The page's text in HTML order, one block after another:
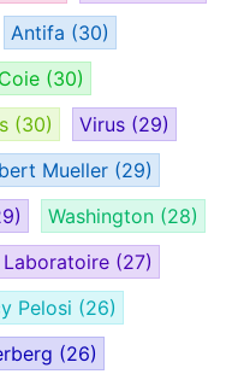
Antifa (30)
(30)
(30) Virus (29)
Mueller (29)
Washington (28)
Laboratoire (27)
Pelosi (26)
(26)